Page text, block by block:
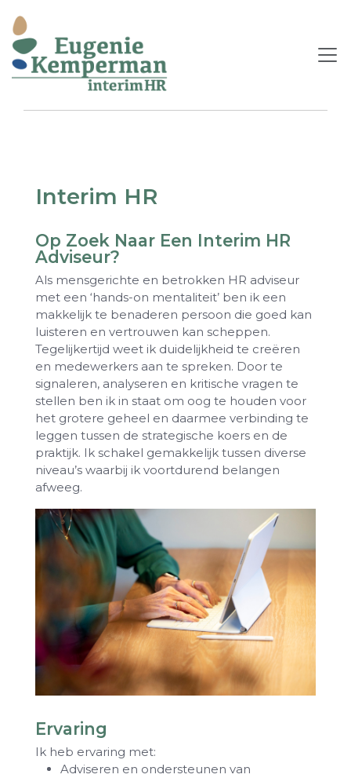
Interim HR
Op Zoek Naar Een Interim HR
Adviseur?
Als mensgerichte en betrokken HR adviseur
met een ‘hands-on mentaliteit’ ben ik een
makkelijk te benaderen persoon die goed kan
luisteren en vertrouwen kan scheppen.
Tegelijkertijd weet ik duidelijkheid te creëren
en medewerkers aan te spreken. Door te
signaleren, analyseren en kritische vragen te
stellen ben ik in staat om oog te houden voor
het grotere geheel en daarmee verbinding te
leggen tussen de strategische koers en de
praktijk. Ik schakel gemakkelijk tussen diverse
niveau’s waarbij ik voortdurend belangen
afweeg.
Ervaring
Ik heb ervaring met:
Adviseren en ondersteunen van